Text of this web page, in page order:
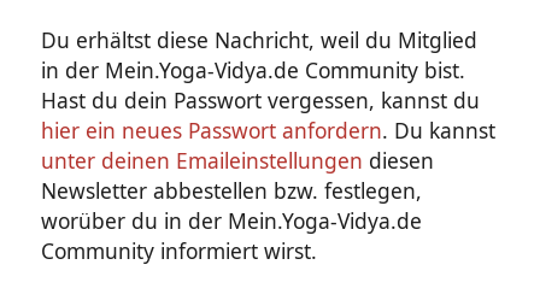
Du erhältst diese Nachricht, weil du Mitglied
in der Mein.Yoga-Vidya.de Community bist.
Hast du dein Passwort vergessen, kannst du
hier ein neues Passwort anfordern. Du kannst
unter deinen Emaileinstellungen diesen
Newsletter abbestellen bzw. festlegen,
worüber du in der Mein.Yoga-Vidya.de
Community informiert wirst.